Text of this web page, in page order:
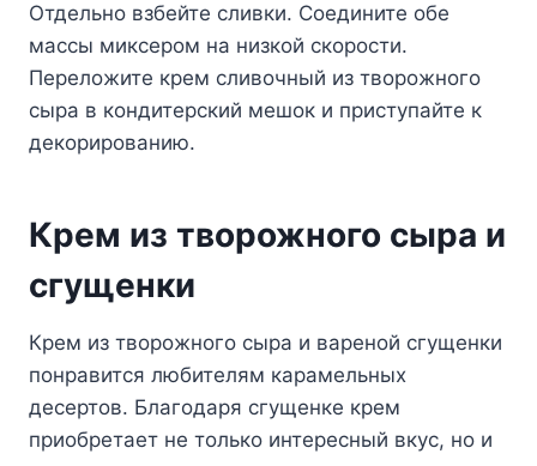
Отдельно взбейте сливки. Соедините обе
массы миксером на низкой скорости.
Переложите крем сливочный из творожного
сыра в кондитерский мешок и приступайте к
декорированию.
Крем из творожного сыра и
сгущенки
Крем из творожного сыра и вареной сгущенки
понравится любителям карамельных
десертов. Благодаря сгущенке крем
приобретает не только интересный вкус, но и